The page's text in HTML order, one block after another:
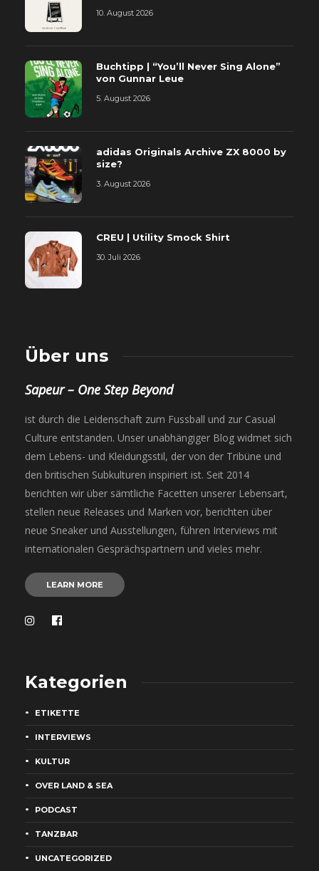
10. August 2026
Buchtipp | “You’ll Never Sing Alone”
von Gunnar Leue
5. August 2026
adidas Originals Archive ZX 8000 by
size?
3. August 2026
CREU | Utility Smock Shirt
30. Juli 2026
Über uns
Sapeur – One Step Beyond
ist durch die Leidenschaft zum Fussball und zur Casual
Culture entstanden. Unser unabhängiger Blog widmet sich
dem Lebens- und Kleidungsstil, der von der Tribüne und
den britischen Subkulturen inspiriert ist. Seit 2014
berichten wir über sämtliche Facetten unserer Lebensart,
stellen neue Releases und Marken vor, berichten über
neue Sneaker und Ausstellungen, führen Interviews mit
internationalen Gesprächspartnern und vieles mehr.
LEARN MORE
Kategorien
ETIKETTE
INTERVIEWS
KULTUR
OVER LAND & SEA
PODCAST
TANZBAR
UNCATEGORIZED